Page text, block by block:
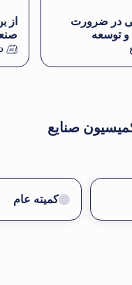
در ضرورت
و توسعه
از
صنایع
کمیته عام